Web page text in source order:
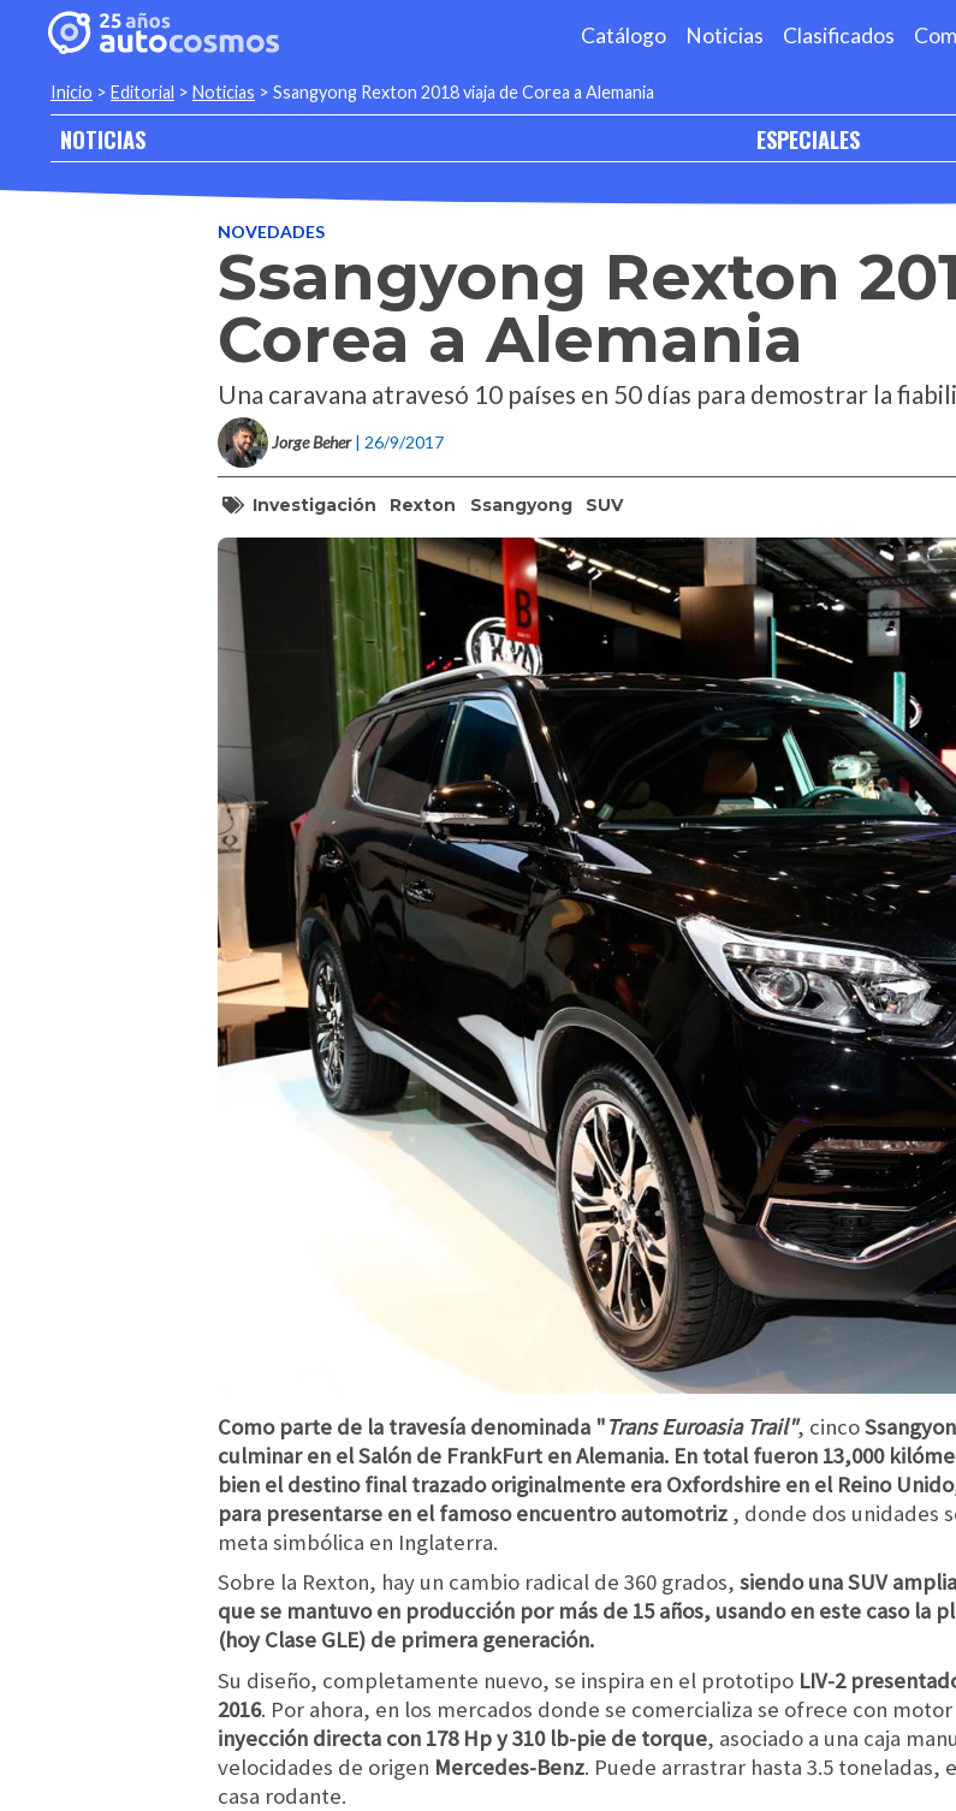
Catálogo Noticias Clasificados
Inicio > Editorial > Noticias > Ssangyong Rexton 2018 viaja de Corea a Alemania
NOTICIAS ESPECIALES
NOVEDADES
Ssangyong Rexton
Corea a Alemania
Una caravana atravesó 10 países en 50 días para demostrar la
Jorge Beher | 26/9/2017
Investigación Rexton Ssangyong SUV
Como parte de la travesía denominada "Trans Euroasia Trail", cinco
culminar en el Salón de FrankFurt en Alemania. En total fueron 13,000
bien el destino final trazado originalmente era Oxfordshire en el Reino
para presentarse en el famoso encuentro automotriz , donde dos unidades
meta simbólica en Inglaterra.
Sobre la Rexton, hay un cambio radical de 360 grados, siendo una SUV
que se mantuvo en producción por más de 15 años, usando en este caso la
(hoy Clase GLE) de primera generación.
Su diseño, completamente nuevo, se inspira en el prototipo LIV-2
2016. Por ahora, en los mercados donde se comercializa se ofrece con motor
inyección directa con 178 Hp y310 lb-pie de torque, asociado a una caja
velocidades de origen Mercedes-Benz. Puede arrastrar hasta 3.5 toneladas,
casa rodante.